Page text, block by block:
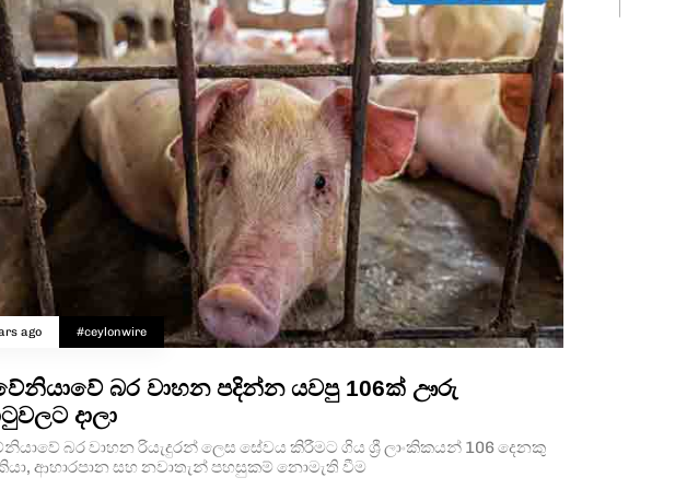
ago #ceylonwire
බර වාහන පදින්න යවපු 106ක් ඌරු
දාලා
බර වාහන රියැදුරන් ලෙස සේවය කිරීමට ගිය ශ්‍රී ලාංකිකයන් 106 දෙනකු
ආහාරපාන සහ නවාතැන් පහසුකම් නොමැති වීම